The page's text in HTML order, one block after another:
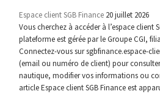
Espace client SGB Finance 20 juillet 2026
Vous cherchez à accéder à l’espace client
plateforme est gérée par le Groupe CGI,
Connectez-vous sur sgbfinance.espace-
(email ou numéro de client) pour
nautique, modifier vos informations ou
article Espace client SGB Finance est